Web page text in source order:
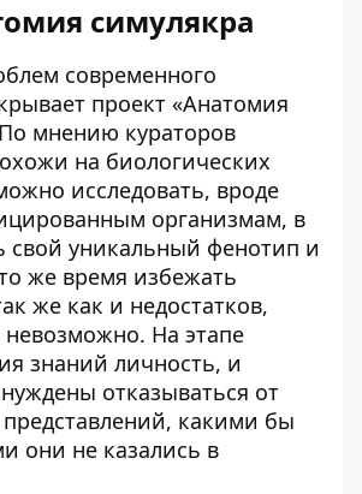
симулякра
современного
проект «Анатомия
мнению кураторов
на биологических
исследовать, вроде
организмам, в
свой уникальный фенотип и
же время избежать
же как и недостатков,
невозможно. На этапе
знаний личность, и
отказываться от
какими бы
они не казались в